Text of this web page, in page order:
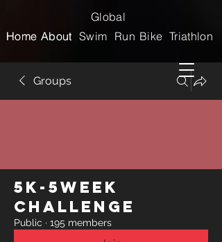
Home
Global
Home
Swim Run Bike Triathlon
About
About
Groups
5k-5week
Challenge
Public · 195 members